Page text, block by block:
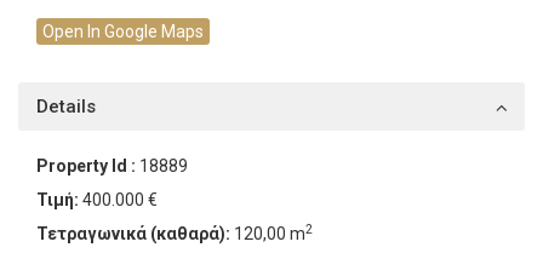
Open In Google Maps
Details
Property Id : 18889
Τιμή: 400.000 €
Τετραγωνικά (καθαρά): 120,00 m2